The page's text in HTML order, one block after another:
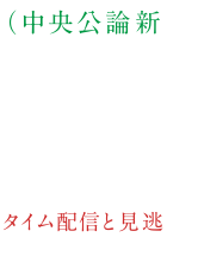
（中央公論新
イム配信と見逃